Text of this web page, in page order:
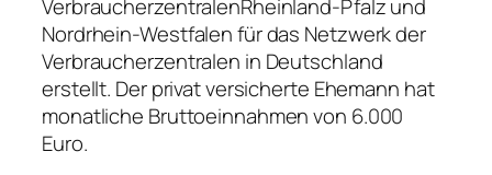
VerbraucherzentralenRheinland-Pfalz und
Nordrhein-Westfalen für das Netzwerk der
Verbraucherzentralen in Deutschland
erstellt. Der privat versicherte Ehemann hat
monatliche Bruttoeinnahmen von 6.000
Euro.